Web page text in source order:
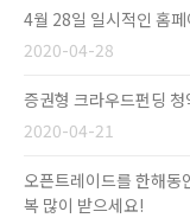
4월 28일 일시적인 홈
2020-04-28
증권형 크라우드펀딩
2020-04-21
오픈트레이드를 한해
복 많이 받으세요!